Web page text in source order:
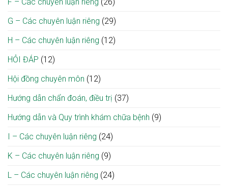
F – Các chuyên luận riêng (26)
G – Các chuyên luận riêng (29)
H – Các chuyên luận riêng (12)
HỎI ĐÁP (12)
Hội đồng chuyên môn (12)
Hướng dẫn chẩn đoán, điều trị (37)
Hướng dẫn và Quy trình khám chữa bệnh (9)
I – Các chuyên luận riêng (24)
K – Các chuyên luận riêng (9)
L – Các chuyên luận riêng (24)